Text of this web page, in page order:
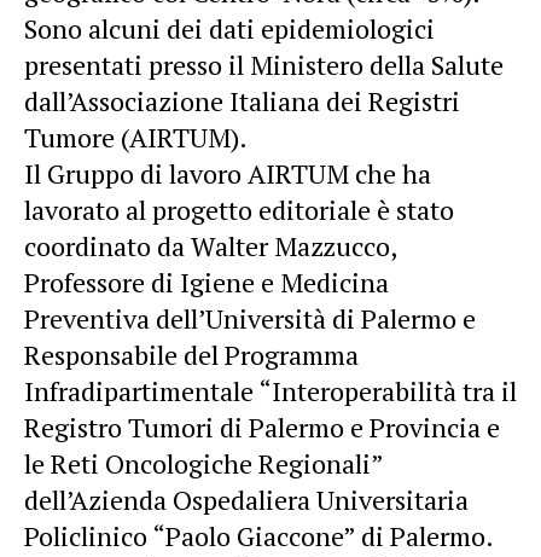
Sono alcuni dei dati epidemiologici
presentati presso il Ministero della Salute
dall’Associazione Italiana dei Registri
Tumore (AIRTUM).
Il Gruppo di lavoro AIRTUM che ha
lavorato al progetto editoriale è stato
coordinato da Walter Mazzucco,
Professore di Igiene e Medicina
Preventiva dell’Università di Palermo e
Responsabile del Programma
Infradipartimentale “Interoperabilità tra il
Registro Tumori di Palermo e Provincia e
le Reti Oncologiche Regionali”
dell’Azienda Ospedaliera Universitaria
Policlinico “Paolo Giaccone” di Palermo.